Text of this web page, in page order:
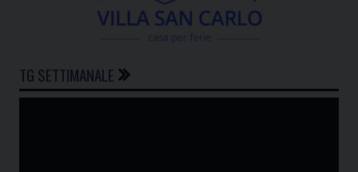
TG SETTIMANALE